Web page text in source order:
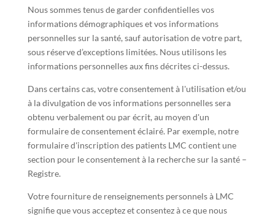
Nous sommes tenus de garder confidentielles vos
informations démographiques et vos informations
personnelles sur la santé, sauf autorisation de votre part,
sous réserve d’exceptions limitées. Nous utilisons les
informations personnelles aux fins décrites ci-dessus.
Dans certains cas, votre consentement à l'utilisation et/ou
à la divulgation de vos informations personnelles sera
obtenu verbalement ou par écrit, au moyen d'un
formulaire de consentement éclairé. Par exemple, notre
formulaire d'inscription des patients LMC contient une
section pour le consentement à la recherche sur la santé –
Registre.
Votre fourniture de renseignements personnels à LMC
signifie que vous acceptez et consentez à ce que nous